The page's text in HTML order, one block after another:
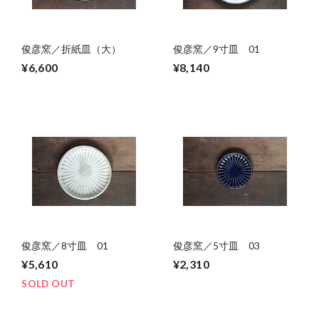
俊彦窯／折紙皿（大）
¥6,600
俊彦窯／9寸皿 01
¥8,140
俊彦窯／8寸皿 01
¥5,610
SOLD OUT
俊彦窯／5寸皿 03
¥2,310